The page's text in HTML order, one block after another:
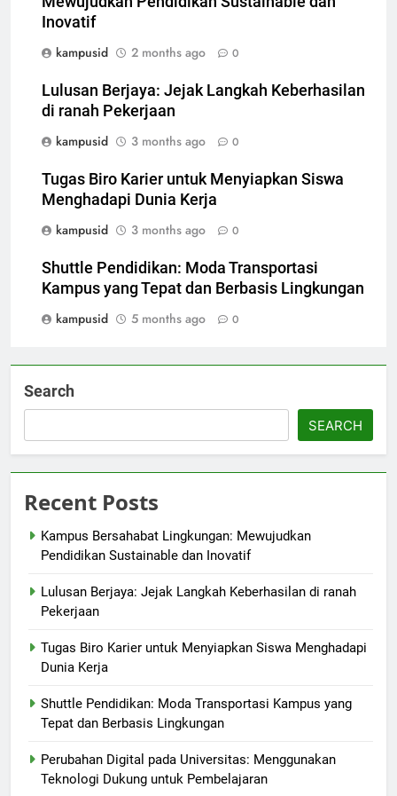
Inovatif
kampusid
2 months ago 0
Lulusan Berjaya: Jejak Langkah Keberhasilan
di ranah Pekerjaan
kampusid
3 months ago 0
Tugas Biro Karier untuk Menyiapkan Siswa
Menghadapi Dunia Kerja
kampusid
3 months ago 0
Shuttle Pendidikan: Moda Transportasi
Kampus yang Tepat dan Berbasis Lingkungan
kampusid
5 months ago 0
Search
SEARCH
Recent Posts
Kampus Bersahabat Lingkungan: Mewujudkan
Pendidikan Sustainable dan Inovatif
Lulusan Berjaya: Jejak Langkah Keberhasilan di ranah
Pekerjaan
Tugas Biro Karier untuk Menyiapkan Siswa Menghadapi
Dunia Kerja
Shuttle Pendidikan: Moda Transportasi Kampus yang
Tepat dan Berbasis Lingkungan
Perubahan Digital pada Universitas: Menggunakan
Teknologi Dukung untuk Pembelajaran